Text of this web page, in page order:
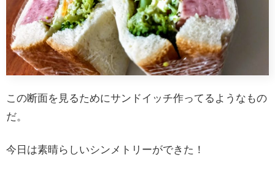
この断面を見るためにサンドイッチ作ってるようなもの
だ。
今日は素晴らしいシンメトリーができた！